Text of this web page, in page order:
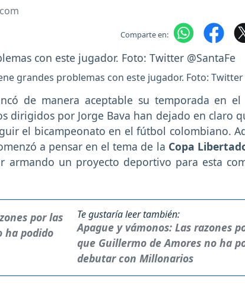
Comparte en:
grandes problemas con este jugador. Foto: Twitter
de manera aceptable su temporada en el
dirigidos por Jorge Bava han dejado en claro
el bicampeonato en el fútbol colombiano.
a pensar en el tema de la Copa
un proyecto deportivo para esta
Te gustaría leer también:
Apague y vámonos: Las razones
que Guillermo de Amores no ha
debutar con Millonarios